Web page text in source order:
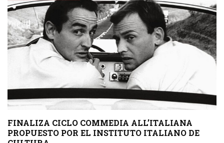
FINALIZA CICLO COMMEDIA ALL’ITALIANA
PROPUESTO POR EL INSTITUTO ITALIANO DE